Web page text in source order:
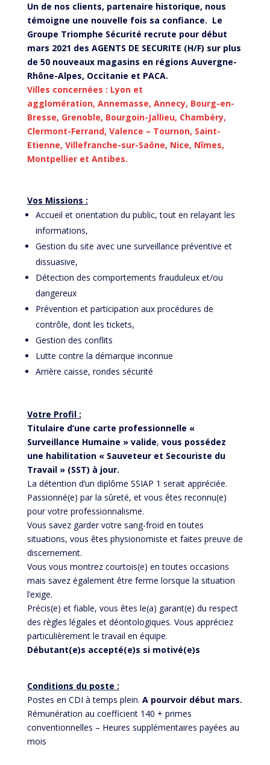
Un de nos clients, partenaire historique, nous
témoigne une nouvelle fois sa confiance. Le
Groupe Triomphe Sécurité recrute pour début
mars 2021 des AGENTS DE SECURITE (H/F) sur plus
de 50 nouveaux magasins en régions Auvergne-
Rhône-Alpes, Occitanie et PACA.
Villes concernées : Lyon et
agglomération, Annemasse, Annecy, Bourg-en-
Bresse, Grenoble, Bourgoin-Jallieu, Chambéry,
Clermont-Ferrand, Valence – Tournon, Saint-
Etienne, Villefranche-sur-Saône, Nice, Nîmes,
Montpellier et Antibes.
Vos Missions :
Accueil et orientation du public, tout en relayant les
informations,
Gestion du site avec une surveillance préventive et
dissuasive,
Détection des comportements frauduleux et/ou
dangereux
Prévention et participation aux procédures de
contrôle, dont les tickets,
Gestion des conflits
Lutte contre la démarque inconnue
Arrière caisse, rondes sécurité
Votre Profil :
Titulaire d’une carte professionnelle «
Surveillance Humaine » valide, vous possédez
une habilitation « Sauveteur et Secouriste du
Travail » (SST) à jour.
La détention d’un diplôme SSIAP 1 serait appréciée.
Passionné(e) par la sûreté, et vous êtes reconnu(e)
pour votre professionnalisme.
Vous savez garder votre sang-froid en toutes
situations, vous êtes physionomiste et faites preuve de
discernement.
Vous vous montrez courtois(e) en toutes occasions
mais savez également être ferme lorsque la situation
l’exige.
Précis(e) et fiable, vous êtes le(a) garant(e) du respect
des règles légales et déontologiques. Vous appréciez
particulièrement le travail en équipe.
Débutant(e)s accepté(e)s si motivé(e)s
Conditions du poste :
Postes en CDI à temps plein. A pourvoir début mars.
Rémunération au coefficient 140 + primes
conventionnelles – Heures supplémentaires payées au
mois